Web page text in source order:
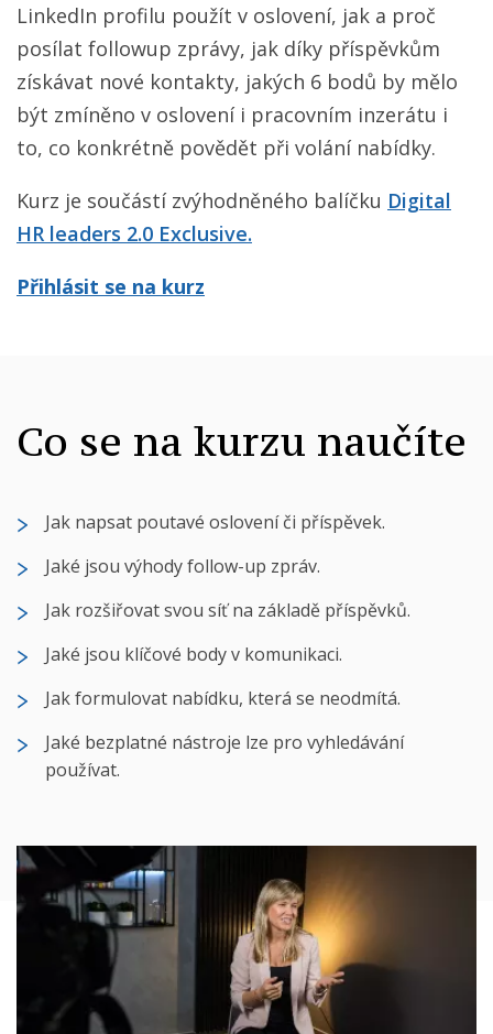
LinkedIn profilu použít v oslovení, jak a proč
posílat followup zprávy, jak díky příspěvkům
získávat nové kontakty, jakých 6 bodů by mělo
být zmíněno v oslovení i pracovním inzerátu i
to, co konkrétně povědět při volání nabídky.
Kurz je součástí zvýhodněného balíčku Digital
HR leaders 2.0 Exclusive.
Přihlásit se na kurz
Co se na kurzu naučíte
Jak napsat poutavé oslovení či příspěvek.
Jaké jsou výhody follow-up zpráv.
Jak rozšiřovat svou síť na základě příspěvků.
Jaké jsou klíčové body v komunikaci.
Jak formulovat nabídku, která se neodmítá.
Jaké bezplatné nástroje lze pro vyhledávání
používat.